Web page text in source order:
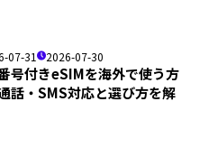
07-31 2026-07-30
号付きeSIMを海外で使う方
話・SMS対応と選び方を解